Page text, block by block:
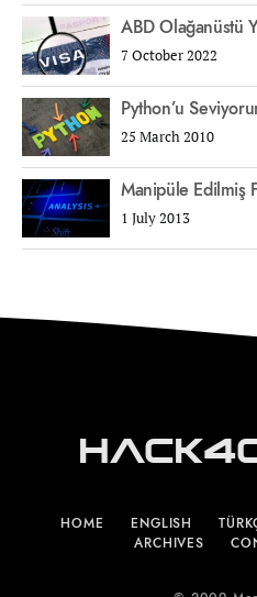
ABD Olağanüstü
7 October 2022
Python’u
25 March 2010
Manipüle Edilmiş
1 July 2013
HOME ENGLISH
ARCHIVES